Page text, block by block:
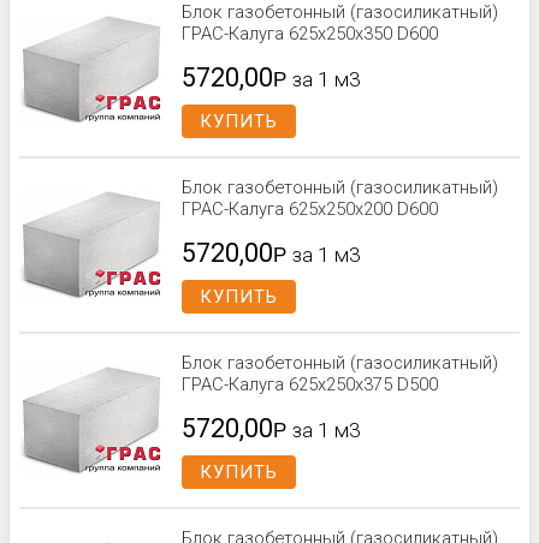
Блок газобетонный (газосиликатный)
ГРАС-Калуга 625x250x350 D600
5720,00Р за 1 м3
КУПИТЬ
Блок газобетонный (газосиликатный)
ГРАС-Калуга 625x250x200 D600
5720,00Р за 1 м3
КУПИТЬ
Блок газобетонный (газосиликатный)
ГРАС-Калуга 625x250x375 D500
5720,00Р за 1 м3
КУПИТЬ
Блок газобетонный (газосиликатный)